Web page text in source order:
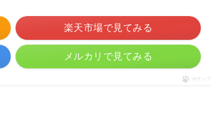
楽天市場で見てみる
メルカリで見てみる
ポチップ